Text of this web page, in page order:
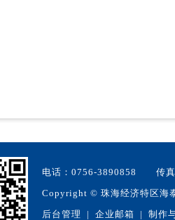
电话：0756-3890858 传真
Copyright © 珠海经济特区海
后台管理 | 企业邮箱 | 制作